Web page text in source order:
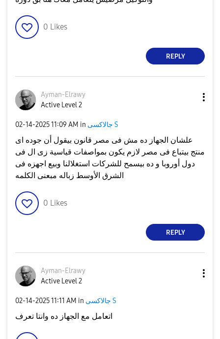
0 Likes
REPLY
Ayman-Elrawy
Active Level 2
‎02-14-202511:09 AM in جالاكسى S
علشان الجهاز ده مش فى مصر قانون بيقول أن جوده اى
منتج بيتباع فى مصر لازم يكون بمواصفات قياسية زى ال فى
دول أوروبا و ده بيسمح للشركات استغلالنا وبيع اجهزه فى
الشرق الأوسط زباله مبعنى الكلمه
0 Likes
REPLY
Ayman-Elrawy
Active Level 2
‎02-14-202511:11 AM in جالاكسى S
اتعامل مع الجهاز ده وانتا تعرف